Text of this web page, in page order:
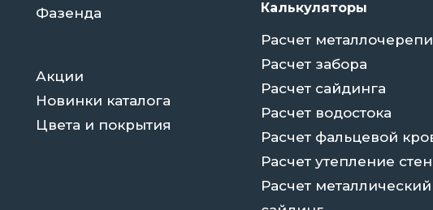
Фазенда
Акции
Новинки каталога
Цвета и покрытия
Калькуляторы
Расчет
Расчет забора
Расчет сайдинга
Расчет водостока
Расчет фальцевой
Расчет утепление стен
Расчет металлический